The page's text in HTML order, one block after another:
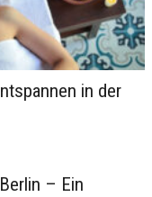
in der
– Ein